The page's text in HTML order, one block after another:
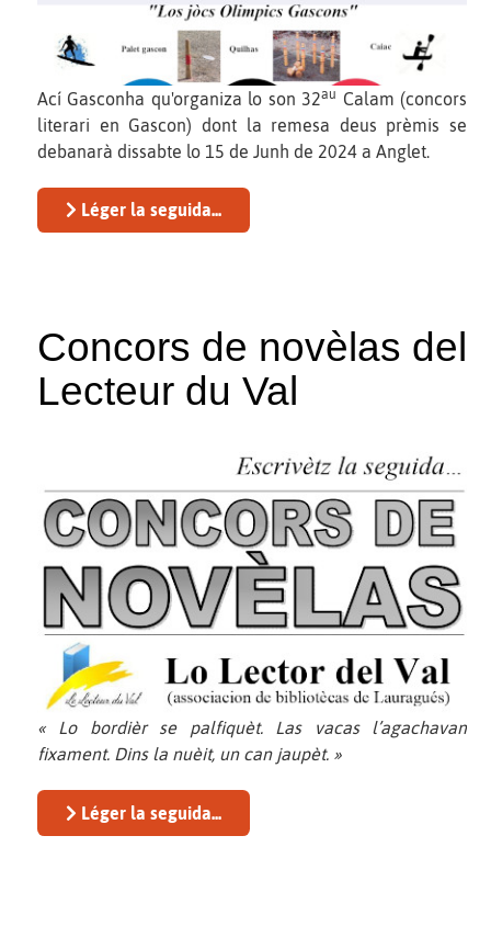
Ací Gasconha qu'organiza lo son 32au Calam (concors
literari en Gascon) dont la remesa deus prèmis se
debanarà dissabte lo 15 de Junh de 2024 a Anglet.
Léger la seguida...
Concors de novèlas del
Lecteur du Val
« Lo bordièr se palfiquèt. Las vacas l’agachavan
fixament. Dins la nuèit, un can jaupèt. »
Léger la seguida...